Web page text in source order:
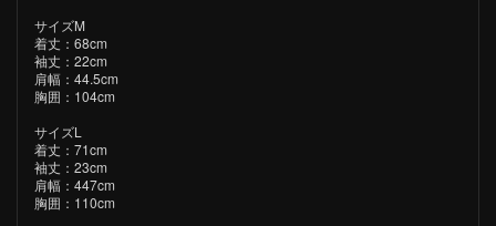
サイズM
着丈：68cm
袖丈：22cm
肩幅：44.5cm
胸囲：104cm
サイズL
着丈：71cm
袖丈：23cm
肩幅：447cm
胸囲：110cm